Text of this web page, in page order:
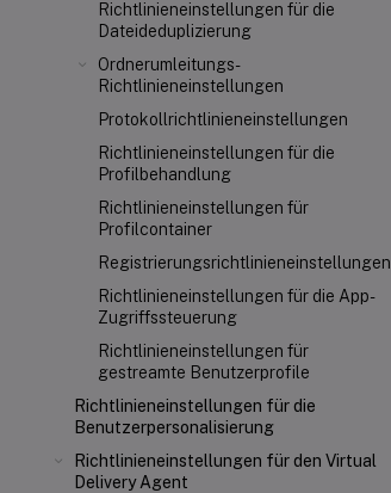
Richtlinieneinstellungen für die
Dateideduplizierung
Ordnerumleitungs-
Richtlinieneinstellungen
Protokollrichtlinieneinstellungen
Richtlinieneinstellungen für die
Profilbehandlung
Richtlinieneinstellungen für
Profilcontainer
Registrierungsrichtlinieneinstellungen
Richtlinieneinstellungen für die App-
Zugriffssteuerung
Richtlinieneinstellungen für
gestreamte Benutzerprofile
Richtlinieneinstellungen für die
Benutzerpersonalisierung
Richtlinieneinstellungen für den Virtual
Delivery Agent